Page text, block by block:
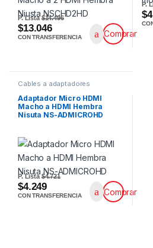
P. Lista$14.496
$13.046
CON TRANSFERENCIA Comprar
P.
Cables a adaptadores
Adaptador Micro HDMI
Macho a HDMI Hembra
Nisuta NS-ADMICROHD
P. Lista$4.721
$4.249
CON TRANSFERENCIA Comprar